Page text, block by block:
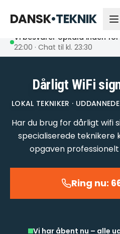
DANSK•TEKNIK
Åbent nu
Vi besvarer opkald inden for
22:00 · Chat til kl. 23:30
Dårligt WiFi
LOKAL TEKNIKER ·
Har du brug for dårligt wifi
specialiserede teknikere
opgaven
Ring nu:
Vi har åbent nu – alle